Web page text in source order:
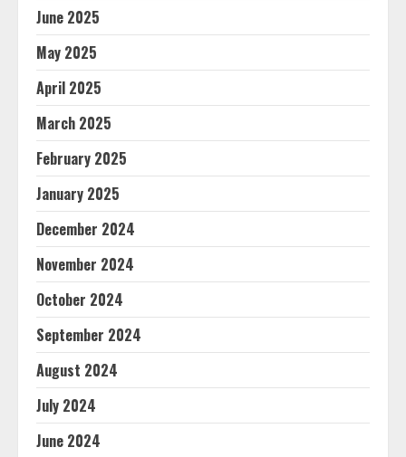
June 2025
May 2025
April 2025
March 2025
February 2025
January 2025
December 2024
November 2024
October 2024
September 2024
August 2024
July 2024
June 2024